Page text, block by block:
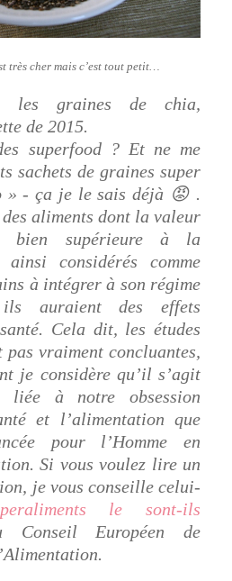
très cher mais c’est tout petit…
les graines de chia,
de 2015.
superfood ? Et ne me
sachets de graines super
» - ça je le sais déjà 😡 .
aliments dont la valeur
bien supérieure à la
considérés comme
à intégrer à son régime
auraient des effets
Cela dit, les études
vraiment concluantes,
je considère qu’il s’agit
liée à notre obsession
et l’alimentation que
pour l’Homme en
Si vous voulez lire un
je vous conseille celui-
le sont-ils
Européen de